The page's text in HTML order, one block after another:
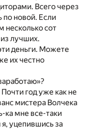
Всего через
по новой. Если
несколько сот
лучших.
деньги. Можете
их честно
год уже как не
мистера Волчека
ка мне все-таки
я, уцепившись за